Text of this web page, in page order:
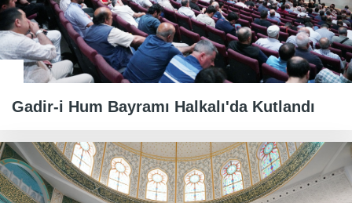
Gadir-i Hum Bayramı Halkalı'da Kutlandı